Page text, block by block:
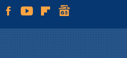
InstagramFacebookYoutubeFlipboard